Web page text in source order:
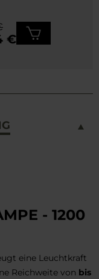
€
- 1200
eine Leuchtkraft
Reichweite von bis